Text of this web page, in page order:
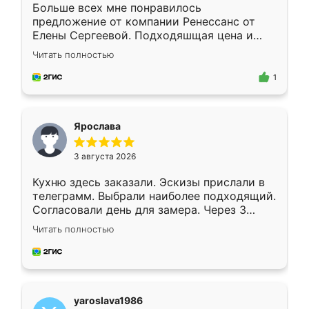
Больше всех мне понравилось
предложение от компании Ренессанс от
Елены Сергеевой. Подходяшщая цена и
короткие сроки изготовления. Приехавший
для замера сотрудник Владислав
предложил по моему эскизу самый
Читать полностью
1
Ярослава
3 августа 2026
Кухню здесь заказали. Эскизы прислали в
телеграмм. Выбрали наиболее подходящий.
Согласовали день для замера. Через 3
недели кухня была уже готова. Остались
довольны работой. Спасибо Ренессанс
мебель за качественную работу!
Читать полностью
yaroslava1986